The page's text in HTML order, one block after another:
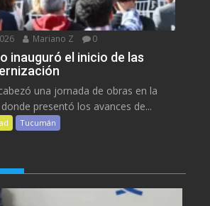
Mariano Z 0
inauguró el inicio de las
una jornada de obras en la
presentó los avances de...
Tucumán